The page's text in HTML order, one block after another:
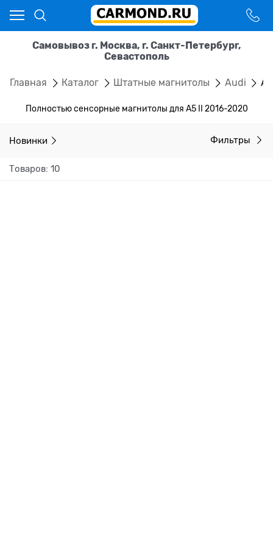
Самовывоз г. Москва, г. Санкт-Петербург,
Севастополь
Главная Каталог Штатные магнитолы Audi
Полностью сенсорные магнитолы для A5 II 2016-2020
Новинки Фильтры
Товаров: 10